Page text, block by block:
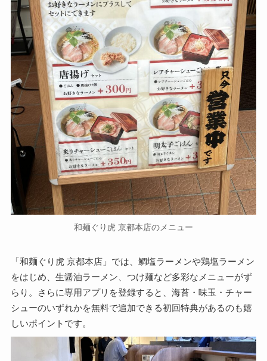
和麺ぐり虎 京都本店のメニュー
「和麺ぐり虎 京都本店」では、鯛塩ラーメンや鶏塩ラーメン
をはじめ、生醤油ラーメン、つけ麺など多彩なメニューがず
らり。さらに専用アプリを登録すると、海苔・味玉・チャー
シューのいずれかを無料で追加できる初回特典があるのも嬉
しいポイントです。